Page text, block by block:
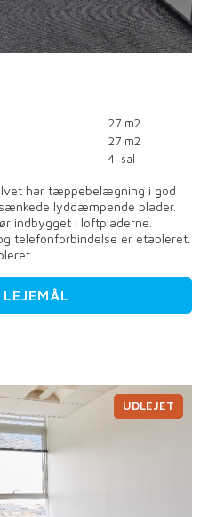
27 m2
27 m2
4. sal
har tæppebelægning i god
lyddæmpende plader.
indbygget i loftpladerne.
telefonforbindelse er etableret.
LEJEMÅL
UDLEJET